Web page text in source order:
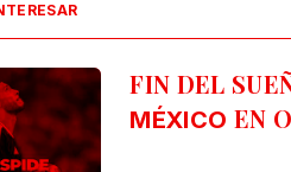
FIN DEL
MÉXICO EN